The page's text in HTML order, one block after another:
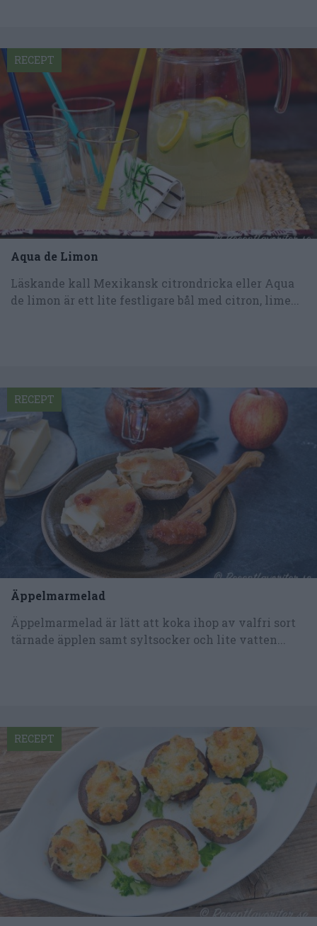
Aqua de Limon
Läskande kall Mexikansk citrondricka eller Aqua
de limon är ett lite festligare bål med citron, lime...
RECEPT
Äppelmarmelad
Äppelmarmelad är lätt att koka ihop av valfri sort
tärnade äpplen samt syltsocker och lite vatten...
RECEPT
RECEPT